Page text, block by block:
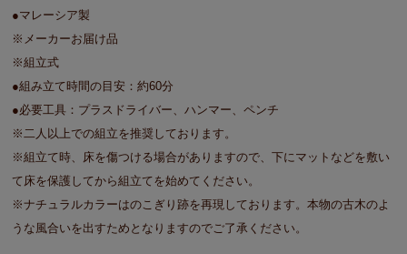
●マレーシア製
※メーカーお届け品
※組立式
●組み立て時間の目安：約60分
●必要工具：プラスドライバー、ハンマー、ペンチ
※二人以上での組立を推奨しております。
※組立て時、床を傷つける場合がありますので、下にマットなどを敷い
て床を保護してから組立てを始めてください。
※ナチュラルカラーはのこぎり跡を再現しております。本物の古木のよ
うな風合いを出すためとなりますのでご了承ください。